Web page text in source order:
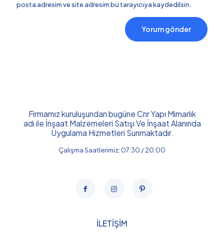
posta adresim ve site adresim bu tarayıcıya kaydedilsin.
Firmamız kuruluşundan bugüne Cnr Yapı Mimarlık
adı ile İnşaat Malzemeleri Satışı Ve İnşaat Alanında
Uygulama Hizmetleri Sunmaktadır.
Çalışma Saatlerimiz: 07:30 / 20:00
İLETİŞİM